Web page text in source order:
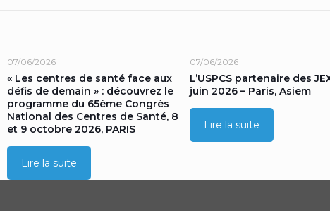
07/06/2026
« Les centres de santé face aux
défis de demain » : découvrez le
programme du 65ème Congrès
National des Centres de Santé, 8
et 9 octobre 2026, PARIS
Lire la suite
07/06/2026
L’USPCS partenaire des
juin 2026 – Paris, Asiem
Lire la suite